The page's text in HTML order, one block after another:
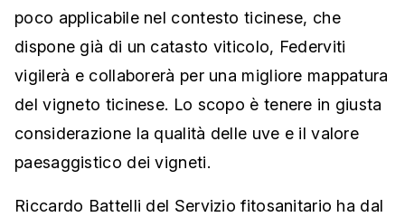
poco applicabile nel contesto ticinese, che
dispone già di un catasto viticolo, Federviti
vigilerà e collaborerà per una migliore mappatura
del vigneto ticinese. Lo scopo è tenere in giusta
considerazione la qualità delle uve e il valore
paesaggistico dei vigneti.
Riccardo Battelli del Servizio fitosanitario ha dal